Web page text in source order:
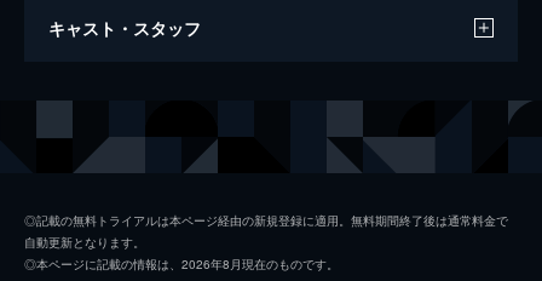
蛇にピアス
た19歳のルイ。しかし一方で、ルイは彼の紹
係を持ち始める。
キャスト・スタッフ
アマ 高良健吾
◎記載の無料トライアルは本ページ経由の新規登録に適用。無料期間終了後は通常料金で
自動更新となります。
◎本ページに記載の情報は、2026年8月現在のものです。